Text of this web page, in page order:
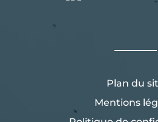
Plan du
Mentions